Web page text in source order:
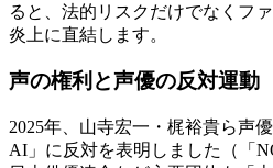
ると、法的リスクだけでなくフ
炎上に直結します。
声の権利と声優の反対運動
2025年、山寺宏一・梶裕貴ら声
AI」に反対を表明しました（「